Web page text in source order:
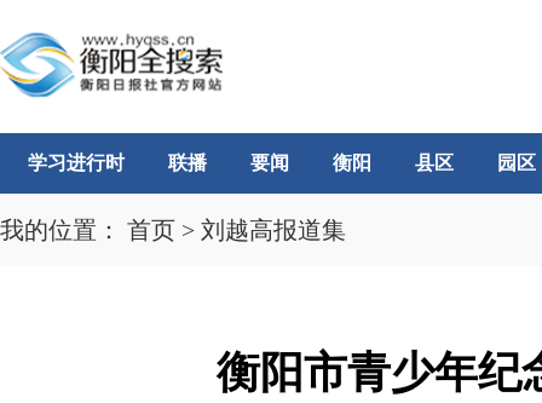
学习进行时 联播 要闻 衡阳 县区 园区
我的位置： 首页 > 刘越高报道集
衡阳市青少年纪